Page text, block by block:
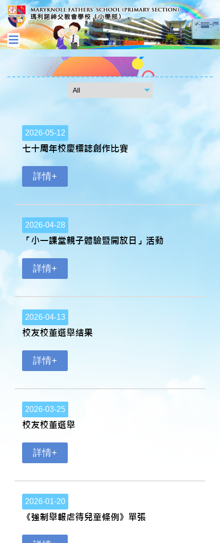
2026-05-12
七十周年校慶標誌創作比賽
詳情+
2026-04-28
「小一課堂親子體驗暨開放日」活動
詳情+
2026-04-13
校友校董選舉結果
詳情+
2026-03-25
校友校董選舉
詳情+
2026-01-20
《強制舉報虐待兒童條例》單張